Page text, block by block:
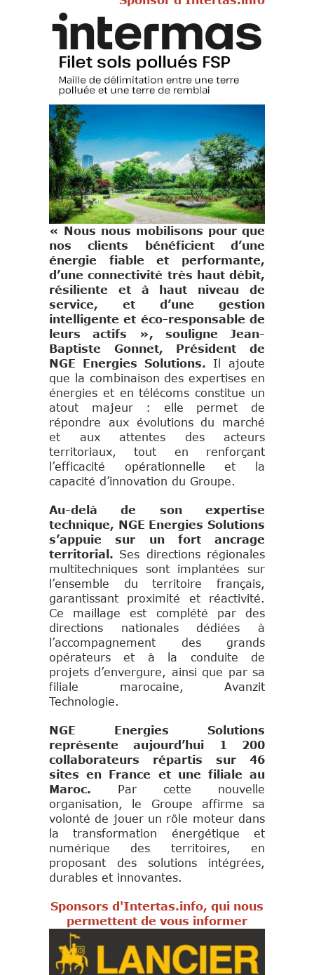
« Nous nous mobilisons pour que
nos clients bénéficient d’une
énergie fiable et performante,
d’une connectivité très haut débit,
résiliente et à haut niveau de
service, et d’une gestion
intelligente et éco-responsable de
leurs actifs », souligne Jean-
Baptiste Gonnet, Président de
NGE Energies Solutions. Il ajoute
que la combinaison des expertises en
énergies et en télécoms constitue un
atout majeur : elle permet de
répondre aux évolutions du marché
et aux attentes des acteurs
territoriaux, tout en renforçant
l’efficacité opérationnelle et la
capacité d’innovation du Groupe.
Au-delà de son expertise
technique, NGE Energies Solutions
s’appuie sur un fort ancrage
territorial. Ses directions régionales
multitechniques sont implantées sur
l’ensemble du territoire français,
garantissant proximité et réactivité.
Ce maillage est complété par des
directions nationales dédiées à
l’accompagnement des grands
opérateurs et à la conduite de
projets d’envergure, ainsi que par sa
filiale marocaine, Avanzit
Technologie.
NGE Energies Solutions
représente aujourd’hui 1 200
collaborateurs répartis sur 46
sites en France et une filiale au
Maroc. Par cette nouvelle
organisation, le Groupe affirme sa
volonté de jouer un rôle moteur dans
la transformation énergétique et
numérique des territoires, en
proposant des solutions intégrées,
durables et innovantes.
Sponsors d'Intertas.info, qui nous
permettent de vous informer